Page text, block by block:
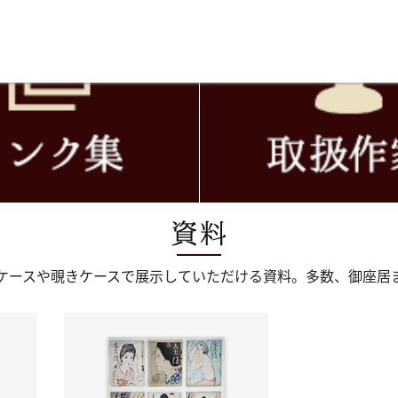
ースや覗きケースで展示していただける資料。多数、御座居